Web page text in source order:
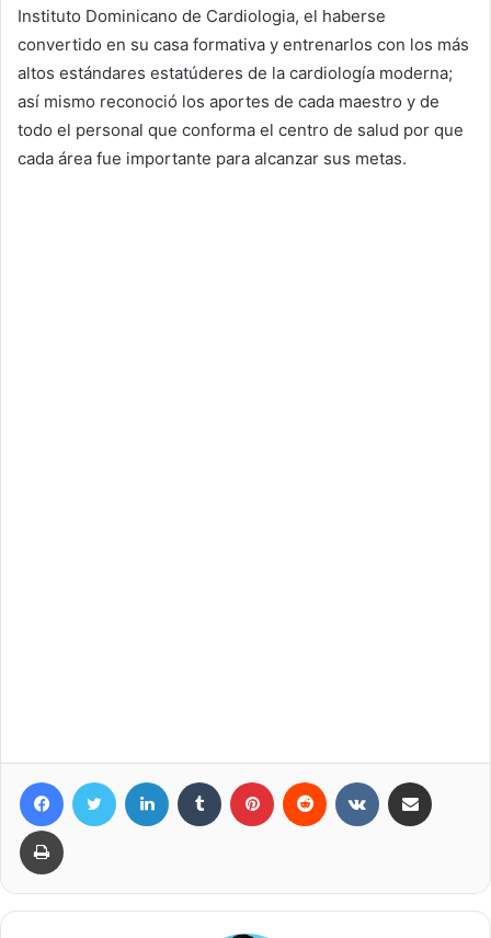
Instituto Dominicano de Cardiologia, el haberse
convertido en su casa formativa y entrenarlos con los más
altos estándares estatúderes de la cardiología moderna;
así mismo reconoció los aportes de cada maestro y de
todo el personal que conforma el centro de salud por que
cada área fue importante para alcanzar sus metas.
FacebookTwitter LinkedIn Tumblr Pinterest Reddit VKontakte
Imprimir